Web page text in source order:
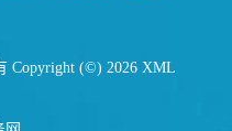
Copyright (©) 2026 XML